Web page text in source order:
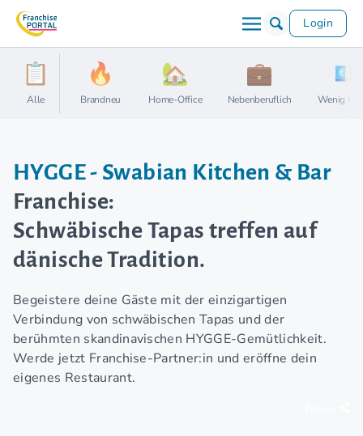
Login
Alle Brandneu Home-Office Nebenberuflich Wenig
HYGGE - Swabian Kitchen & Bar
Franchise:
Schwäbische Tapas treffen auf
dänische Tradition.
Begeistere deine Gäste mit der einzigartigen
Verbindung von schwäbischen Tapas und der
berühmten skandinavischen HYGGE-Gemütlichkeit.
Werde jetzt Franchise-Partner:in und eröffne dein
eigenes Restaurant.